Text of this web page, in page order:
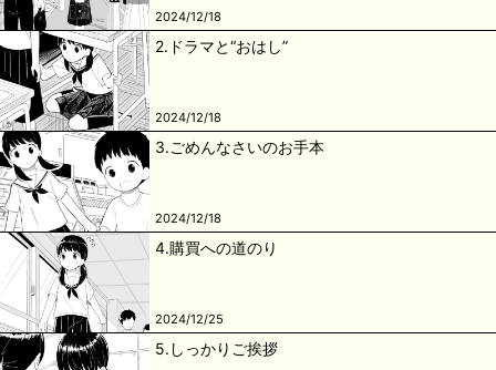
2024/12/18
2.ドラマと“おはし”
2024/12/18
3.ごめんなさいのお手本
2024/12/18
4.購買への道のり
2024/12/25
5.しっかりご挨拶